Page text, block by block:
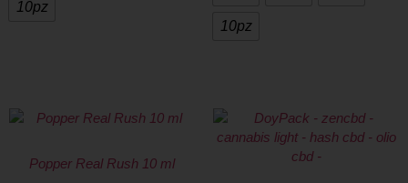
10pz
10pz
Popper Real Rush 10 ml